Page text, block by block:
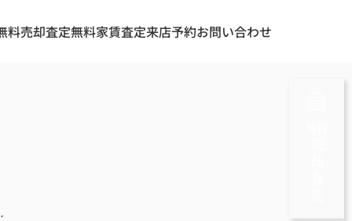
料売却査定無料家賃査定来店予約お問い合わせ